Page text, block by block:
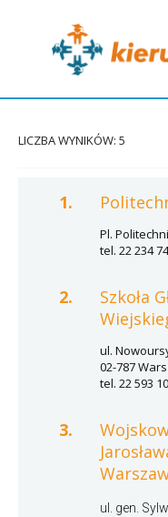
LICZBA WYNIKÓW: 5
1.
Pl.
tel. 22 234
2.
Szkoła
ul.
02-787
tel. 22 593
3.
ul. gen.